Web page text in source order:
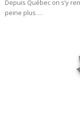
Depuis Québec on s’y
peine plus …